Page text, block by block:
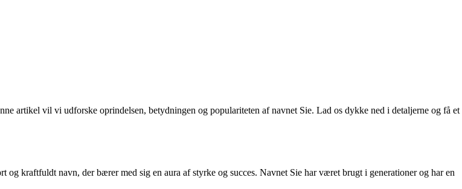
artikel vil vi udforske oprindelsen, betydningen og populariteten af navnet Sie. Lad os dykke ned i detaljerne og få et
og kraftfuldt navn, der bærer med sig en aura af styrke og succes. Navnet Sie har været brugt i generationer og har en